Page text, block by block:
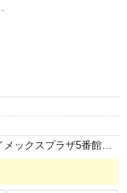
北海道札幌市中央区南4条西2丁目ダイメックスプラザ5番館ビル7F